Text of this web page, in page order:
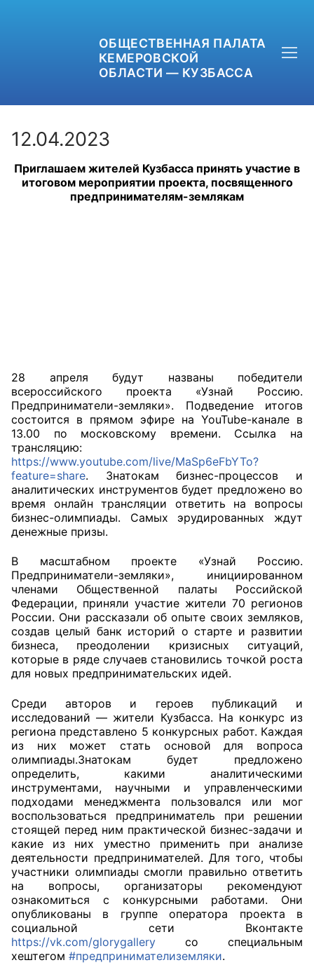
ОБЩЕСТВЕННАЯ ПАЛАТА
КЕМЕРОВСКОЙ
ОБЛАСТИ — КУЗБАССА
+7 (3842) 58-82-40
Общественные советы
Общественные советы при территориальных
органах федеральных органов
исполнительной власти
Общественные советы по проведению
независимой оценки качества условий
оказания услуг
О Палате
Структура Палаты
Комиссии
Экспертный совет ОП КО
Совет ОП КО
Члены ОП КО
Документы ОП КО
Регламент ОП КО
Кодекс этики ОП КО
Положения
Соглашения
Рекомендации
Порядок работы ЦОН
Аппарат ОП КО
12.04.2023
Приглашаем жителей Кузбасса принять участие в
итоговом мероприятии проекта, посвященного
предпринимателям-землякам
28 апреля будут названы победители
всероссийского проекта «Узнай Россию.
Предприниматели-земляки». Подведение итогов
состоится в прямом эфире на YouTube-канале в
13.00 по московскому времени. Ссылка на
трансляцию:
https://www.youtube.com/live/MaSp6eFbYTo?
feature=share. Знатокам бизнес-процессов и
аналитических инструментов будет предложено во
время онлайн трансляции ответить на вопросы
бизнес-олимпиады. Самых эрудированных ждут
денежные призы.
В масштабном проекте «Узнай Россию.
Предприниматели-земляки», инициированном
членами Общественной палаты Российской
Федерации, приняли участие жители 70 регионов
России. Они рассказали об опыте своих земляков,
создав целый банк историй о старте и развитии
бизнеса, преодолении кризисных ситуаций,
которые в ряде случаев становились точкой роста
для новых предпринимательских идей.
Среди авторов и героев публикаций и
исследований — жители Кузбасса. На конкурс из
региона представлено 5 конкурсных работ. Каждая
из них может стать основой для вопроса
олимпиады.Знатокам будет предложено
определить, какими аналитическими
инструментами, научными и управленческими
подходами менеджмента пользовался или мог
воспользоваться предприниматель при решении
стоящей перед ним практической бизнес-задачи и
какие из них уместно применить при анализе
деятельности предпринимателей. Для того, чтобы
участники олимпиады смогли правильно ответить
на вопросы, организаторы рекомендуют
ознакомиться с конкурсными работами. Они
опубликованы в группе оператора проекта в
социальной сети Вконтакте
https://vk.com/glorygallery со специальным
хештегом #предпринимателиземляки.